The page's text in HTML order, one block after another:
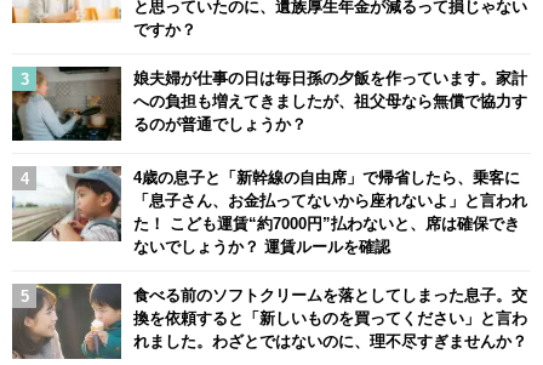
と思っていたのに、遺族厚生年金が減るって損じゃない
ですか？
娘夫婦が仕事の日は毎日孫の夕飯を作っています。家計
への負担も増えてきましたが、祖父母なら無償で協力す
るのが普通でしょうか？
4歳の息子と「新幹線の自由席」で帰省したら、乗客に
「息子さん、お金払ってないから座れないよ」と言われ
た！ こども運賃“約7000円”払わないと、席は確保でき
ないでしょうか？ 運賃ルールを確認
食べる前のソフトクリームを落としてしまった息子。交
換を依頼すると「新しいものを買ってください」と言わ
れました。わざとではないのに、理不尽すぎませんか？